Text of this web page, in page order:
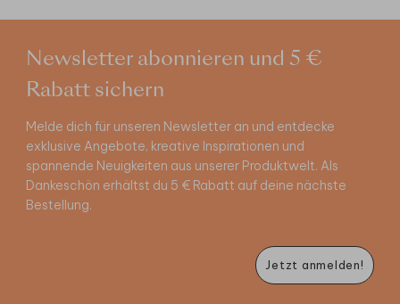
Newsletter abonnieren und 5 €
Rabatt sichern
Melde dich für unseren Newsletter an und entdecke
exklusive Angebote, kreative Inspirationen und
spannende Neuigkeiten aus unserer Produktwelt. Als
Dankeschön erhältst du 5 € Rabatt auf deine nächste
Bestellung.
Jetzt anmelden!